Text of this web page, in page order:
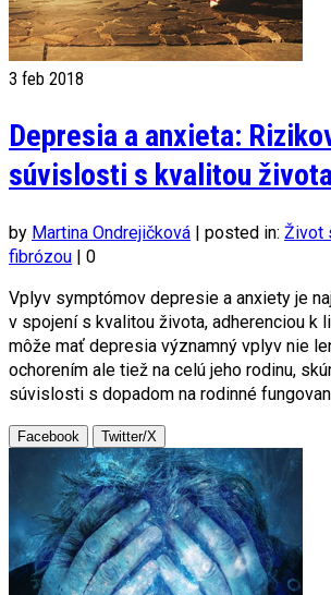
3 feb 2018
Depresia a anxieta:
súvislosti s kvalitou
by Martina Ondrejičková | posted in: Život
fibrózou | 0
Vplyv symptómov depresie a anxiety je
v spojení s kvalitou života, adherenciou k
môže mať depresia významný vplyv nie
ochorením ale tiež na celú jeho rodinu,
súvislosti s dopadom na rodinné
Facebook Twitter/X